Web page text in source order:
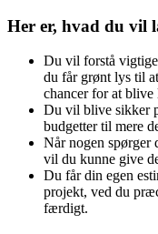
Her er, hvad du vil
Du vil forstå vigtige
du får grønt lys til
chancer for at blive
Du vil blive sikker
budgetter til mere
Når nogen spørger
vil du kunne give
Du får din egen
projekt, ved du
færdigt.